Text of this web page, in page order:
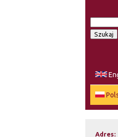
F
m
u
Adres: